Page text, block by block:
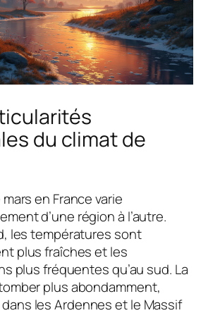
du climat de
en France varie
d’une région à l’autre.
les températures sont
plus fraîches et les
plus fréquentes qu’au sud. La
plus abondamment,
les Ardennes et le Massif